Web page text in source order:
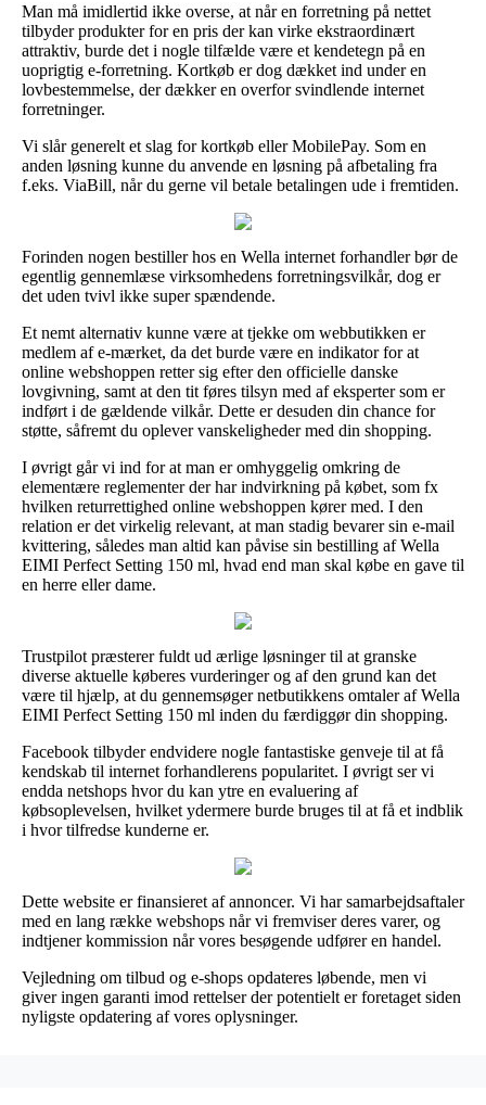
Man må imidlertid ikke overse, at når en forretning på nettet
tilbyder produkter for en pris der kan virke ekstraordinært
attraktiv, burde det i nogle tilfælde være et kendetegn på en
uoprigtig e-forretning. Kortkøb er dog dækket ind under en
lovbestemmelse, der dækker en overfor svindlende internet
forretninger.
Vi slår generelt et slag for kortkøb eller MobilePay. Som en
anden løsning kunne du anvende en løsning på afbetaling fra
f.eks. ViaBill, når du gerne vil betale betalingen ude i fremtiden.
Forinden nogen bestiller hos en Wella internet forhandler bør de
egentlig gennemlæse virksomhedens forretningsvilkår, dog er
det uden tvivl ikke super spændende.
Et nemt alternativ kunne være at tjekke om webbutikken er
medlem af e-mærket, da det burde være en indikator for at
online webshoppen retter sig efter den officielle danske
lovgivning, samt at den tit føres tilsyn med af eksperter som er
indført i de gældende vilkår. Dette er desuden din chance for
støtte, såfremt du oplever vanskeligheder med din shopping.
I øvrigt går vi ind for at man er omhyggelig omkring de
elementære reglementer der har indvirkning på købet, som fx
hvilken returrettighed online webshoppen kører med. I den
relation er det virkelig relevant, at man stadig bevarer sin e-mail
kvittering, således man altid kan påvise sin bestilling af Wella
EIMI Perfect Setting 150 ml, hvad end man skal købe en gave til
en herre eller dame.
Trustpilot præsterer fuldt ud ærlige løsninger til at granske
diverse aktuelle køberes vurderinger og af den grund kan det
være til hjælp, at du gennemsøger netbutikkens omtaler af Wella
EIMI Perfect Setting 150 ml inden du færdiggør din shopping.
Facebook tilbyder endvidere nogle fantastiske genveje til at få
kendskab til internet forhandlerens popularitet. I øvrigt ser vi
endda netshops hvor du kan ytre en evaluering af
købsoplevelsen, hvilket ydermere burde bruges til at få et indblik
i hvor tilfredse kunderne er.
Dette website er finansieret af annoncer. Vi har samarbejdsaftaler
med en lang række webshops når vi fremviser deres varer, og
indtjener kommission når vores besøgende udfører en handel.
Vejledning om tilbud og e-shops opdateres løbende, men vi
giver ingen garanti imod rettelser der potentielt er foretaget siden
nyligste opdatering af vores oplysninger.